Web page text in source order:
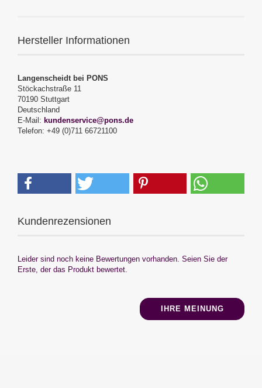
Hersteller Informationen
Langenscheidt bei PONS
Stöckachstraße 11
70190 Stuttgart
Deutschland
E-Mail: kundenservice@pons.de
Telefon: +49 (0)711 66721100
Kundenrezensionen
Leider sind noch keine Bewertungen vorhanden. Seien Sie der
Erste, der das Produkt bewertet.
IHRE MEINUNG